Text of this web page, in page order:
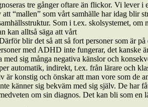
tre gånger oftare än flickor. Vi lever
“mallen” som vårt samhälle har idag
Som i t.ex. skolsystemet,
kan alltså säga att vårt
blir det så att så fort personer som är
med ADHD inte fungerar, det
sig många negativa känslor och
automatik, indirekt, t.ex. från lärare och
konstig och önskar att man vore som de
känner sig bekväm med sig själv. De har
om sin diagnos. Det kan bli som